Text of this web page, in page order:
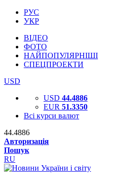
РУС
УКР
ВІДЕО
ФОТО
НАЙПОПУЛЯРНІШІ
СПЕЦПРОЕКТИ
USD
USD 44.4886
EUR 51.3350
Всі курси валют
44.4886
Авторизація
Пошук
RU